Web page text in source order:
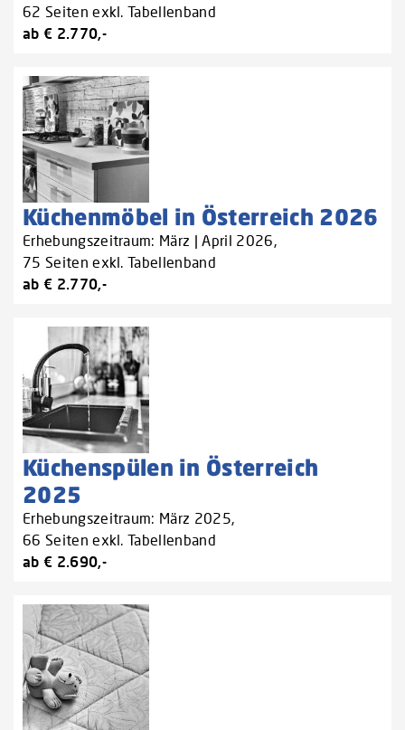
62 Seiten exkl. Tabellenband
ab € 2.770,-
Küchenmöbel in Österreich 2026
Erhebungszeitraum: März | April 2026,
75 Seiten exkl. Tabellenband
ab € 2.770,-
Küchenspülen in Österreich
2025
Erhebungszeitraum: März 2025,
66 Seiten exkl. Tabellenband
ab € 2.690,-